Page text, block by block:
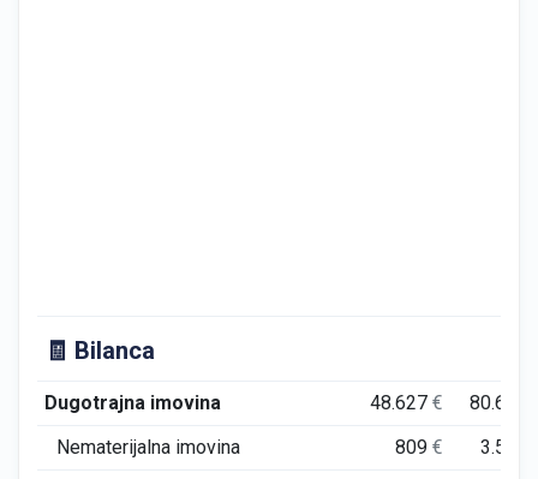
🧾 Bilanca
Dugotrajna imovina 48.627€ 80.622
Nematerijalna imovina
809€ 3.504